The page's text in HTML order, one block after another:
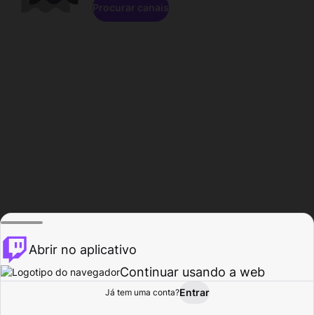
Procurar Atividade
Procurar canais
Abrir no aplicativo
Continuar usando a web
Já tem uma conta?Entrar